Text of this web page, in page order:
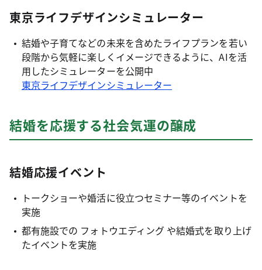
東京ライフデザインシミュレーター
結婚や子育てなどの未来を含めたライフプランを若い
段階から気軽に楽しくイメージできるように、AIを活
用したシミュレーターを公開中
東京ライフデザインシミュレーター
結婚を応援する社会気運の醸成
結婚応援イベント
トークショーや婚活に役立つセミナー等のイベントを
実施
都有施設での フォトウエディング や結婚式を取り上げ
たイベントを実施